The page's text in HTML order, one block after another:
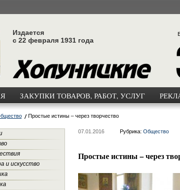
Издается
с 22 февраля 1931 года
ЗАКУПКИ ТОВАРОВ, РАБОТ, УСЛУГ
Простые истины – через творчество
и искусство
07.01.2016 Рубрика: Общество
Простые истины – через